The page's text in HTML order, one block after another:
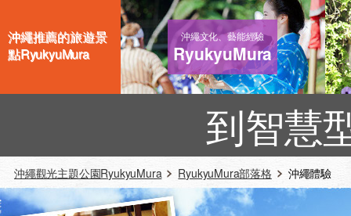
沖繩推薦的旅遊景
點RyukyuMura
沖繩文化、藝能經驗
RyukyuMura
到智慧
沖繩觀光主題公園RyukyuMura RyukyuMura部落格 沖繩體驗